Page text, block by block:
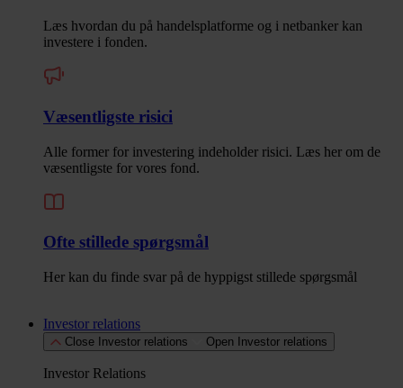
Læs hvordan du på handelsplatforme og i netbanker kan
investere i fonden.
Væsentligste risici
Alle former for investering indeholder risici. Læs her om de
væsentligste for vores fond.
Ofte stillede spørgsmål
Her kan du finde svar på de hyppigst stillede spørgsmål
Investor relations
Close Investor relations Open Investor relations
Investor Relations